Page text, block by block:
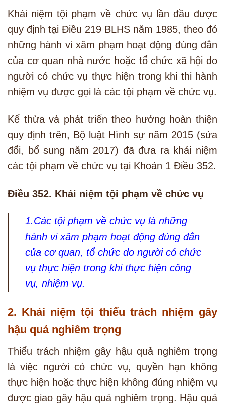
Khái niệm tội phạm về chức vụ lần đầu được
quy định tại Điều 219 BLHS năm 1985, theo đó
những hành vi xâm phạm hoạt động đúng đắn
của cơ quan nhà nước hoặc tổ chức xã hội do
người có chức vụ thực hiện trong khi thi hành
nhiệm vụ được gọi là các tội phạm về chức vụ.
Kế thừa và phát triển theo hướng hoàn thiện
quy định trên, Bộ luật Hình sự năm 2015 (sửa
đổi, bổ sung năm 2017) đã đưa ra khái niệm
các tội phạm về chức vụ tại Khoản 1 Điều 352.
Điều 352. Khái niệm tội phạm về chức vụ
1.Các tội phạm về chức vụ là những
hành vi xâm phạm hoạt động đúng đắn
của cơ quan, tổ chức do người có chức
vụ thực hiện trong khi thực hiện công
vụ, nhiệm vụ.
2. Khái niệm tội thiếu trách nhiệm gây
hậu quả nghiêm trọng
Thiếu trách nhiệm gây hậu quả nghiêm trọng
là việc người có chức vụ, quyền hạn không
thực hiện hoặc thực hiện không đúng nhiệm vụ
được giao gây hậu quả nghiêm trọng. Hậu quả